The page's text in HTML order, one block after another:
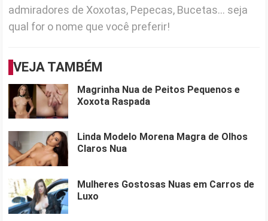
admiradores de Xoxotas, Pepecas, Bucetas... seja
qual for o nome que você preferir!
VEJA TAMBÉM
Magrinha Nua de Peitos Pequenos e
Xoxota Raspada
Linda Modelo Morena Magra de Olhos
Claros Nua
Mulheres Gostosas Nuas em Carros de
Luxo